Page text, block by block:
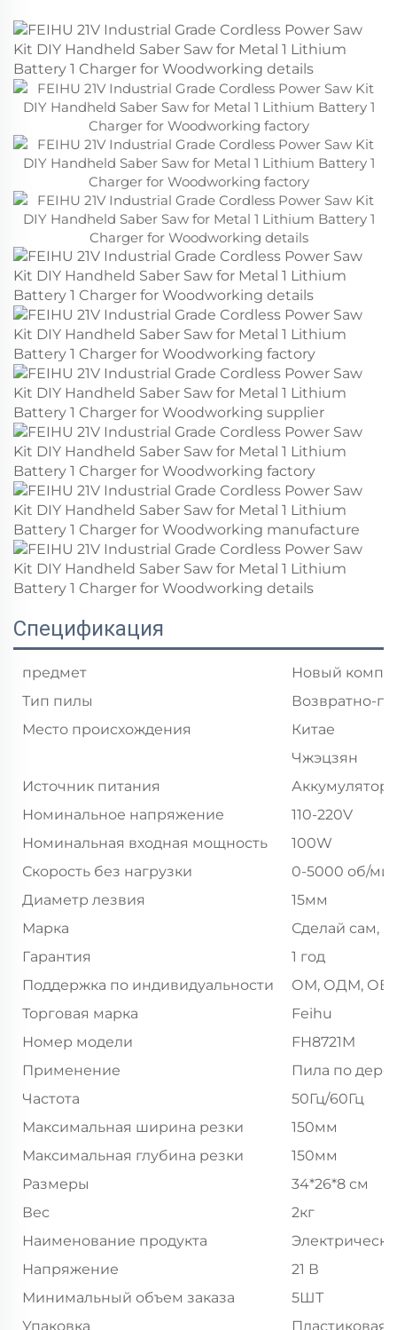
Спецификация
предмет
Новый
Тип пилы
Возвратно-
Место происхождения
Китае
Чжэцзян
Источник питания
Аккумулятор
Номинальное напряжение
110-220V
Номинальная входная мощность
100W
Скорость без нагрузки
0-5000 об/
Диаметр лезвия
15мм
Марка
Сделай сам,
Гарантия
1 год
Поддержка по индивидуальности
ОМ, ОДМ,
Торговая марка
Feihu
Номер модели
FH8721M
Применение
Пила по
Частота
50Гц/60Гц
Максимальная ширина резки
150мм
Максимальная глубина резки
150мм
Размеры
34*26*8 см
Вес
2кг
Наименование продукта
Напряжение
21 В
Минимальный объем заказа
5ШТ
Упаковка
Пластиковая